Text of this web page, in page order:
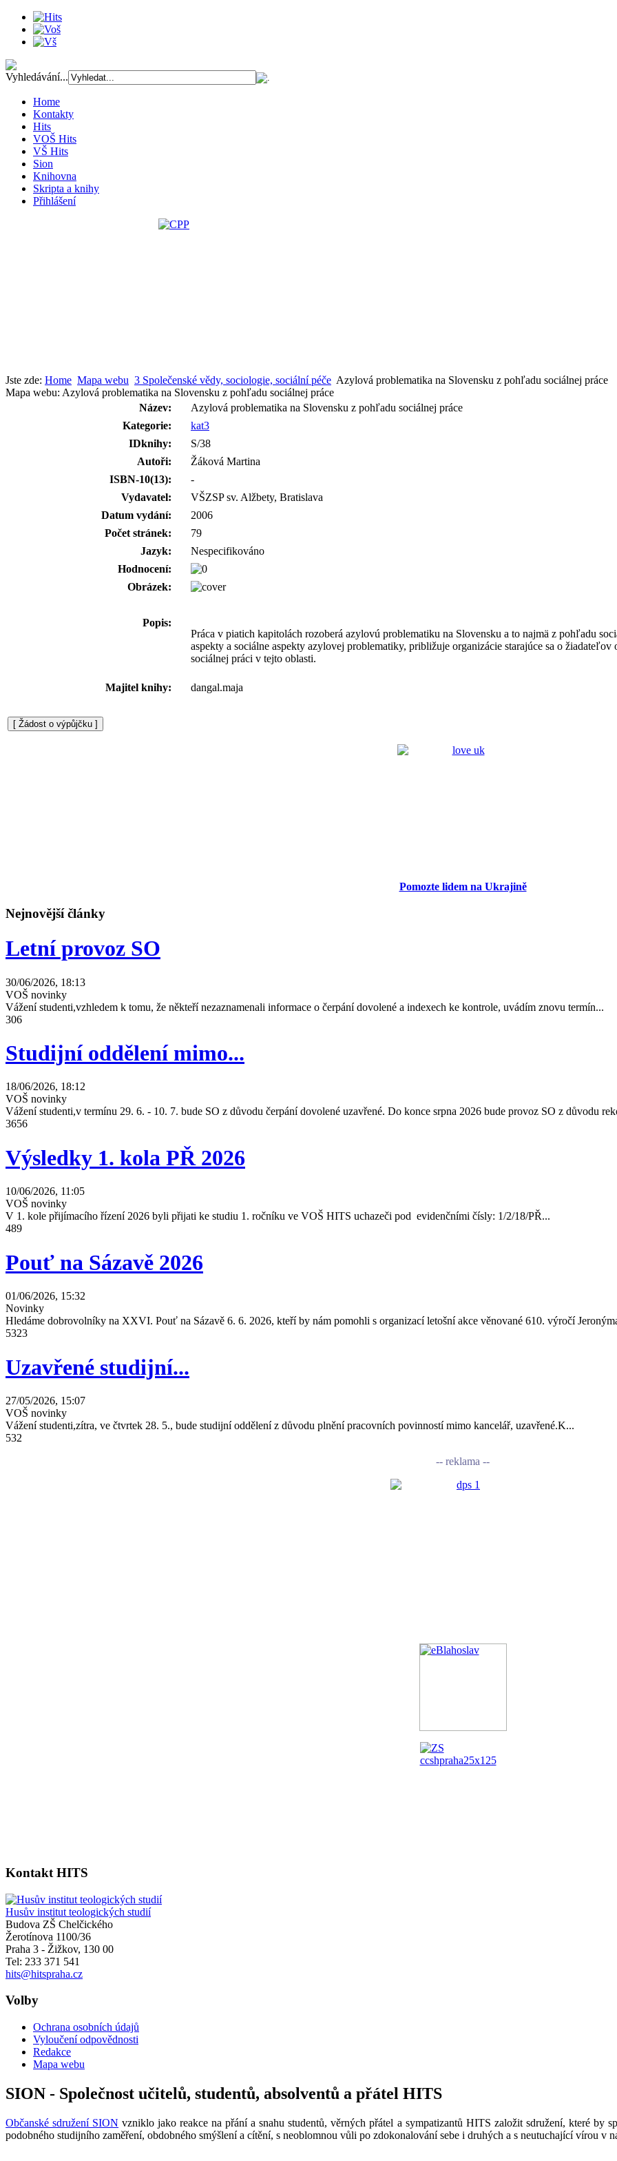
Vyhledávání...
Home
Kontakty
Hits
VOŠ Hits
VŠ Hits
Sion
Knihovna
Skripta a knihy
Přihlášení
Jste zde: Home Mapa webu 3 Společenské vědy, sociologie, sociální péče Azylová problematika na Slovensku z pohľadu sociálnej práce
Mapa webu: Azylová problematika na Slovensku z pohľadu sociálnej práce
Název:
Azylová problematika na Slovensku z pohľadu sociálnej práce
Kategorie:
kat3
IDknihy:
S/38
Autoři:
Žáková Martina
ISBN-10(13):
-
Vydavatel:
VŠZSP sv. Alžbety, Bratislava
Datum vydání:
2006
Počet stránek:
79
Jazyk:
Nespecifikováno
Hodnocení:
Obrázek:
Popis:
Práca v piatich kapitolách rozoberá azylovú problematiku na Slovensku a to najmä z pohľadu
aspekty a sociálne aspekty azylovej problematiky, približuje organizácie starajúce sa o
sociálnej práci v tejto oblasti.
Majitel knihy: dangal.maja
Pomozte lidem na Ukrajině
Nejnovější články
Letní provoz SO
30/06/2026, 18:13
VOŠ novinky
Vážení studenti,vzhledem k tomu, že někteří nezaznamenali informace o čerpání dovolené a indexech ke kontrole, uvádím znovu termín...
306
Studijní oddělení mimo...
18/06/2026, 18:12
VOŠ novinky
Vážení studenti,v termínu 29. 6. - 10. 7. bude SO z důvodu čerpání dovolené uzavřené. Do konce srpna 2026 bude provoz SO z důvodu
3656
Výsledky 1. kola PŘ 2026
10/06/2026, 11:05
VOŠ novinky
V 1. kole přijímacího řízení 2026 byli přijati ke studiu 1. ročníku ve VOŠ HITS uchazeči pod evidenčními čísly: 1/2/18/PŘ...
489
Pouť na Sázavě 2026
01/06/2026, 15:32
Novinky
Hledáme dobrovolníky na XXVI. Pouť na Sázavě 6. 6. 2026, kteří by nám pomohli s organizací letošní akce věnované 610. výročí
5323
Uzavřené studijní...
27/05/2026, 15:07
VOŠ novinky
Vážení studenti,zítra, ve čtvrtek 28. 5., bude studijní oddělení z důvodu plnění pracovních povinností mimo kancelář, uzavřené.K...
532
-- reklama --
Kontakt HITS
Husův institut teologických studií
Budova ZŠ Chelčického
Žerotínova 1100/36
Praha 3 - Žižkov, 130 00
Tel: 233 371 541
hits@hitspraha.cz
Volby
Ochrana osobních údajů
Vyloučení odpovědnosti
Redakce
Mapa webu
SION - Společnost učitelů, studentů, absolventů a přátel HITS
Občanské sdružení SION vzniklo jako reakce na přání a snahu studentů, věrných přátel a sympatizantů HITS založit sdružení, které by
podobného studijního zaměření, obdobného smýšlení a cítění, s neoblomnou vůli po zdokonalování sebe i druhých a s neutuchající vírou v